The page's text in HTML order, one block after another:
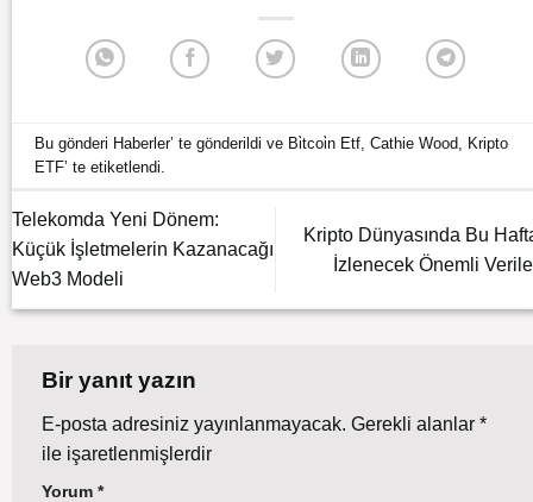
Bu gönderi Haberler’ te gönderildi ve Bi̇tcoi̇n Etf ,Cathie Wood Kripto
ETF’ te etiketlendi.
Telekomda Yeni Dönem:
Küçük İşletmelerin Kazanacağı
Web3 Modeli
Kripto Dünyasında Bu
İzlenecek Önemli
Bir yanıt yazın
E-posta adresiniz yayınlanmayacak. Gerekli alanlar *
ile işaretlenmişlerdir
Yorum *